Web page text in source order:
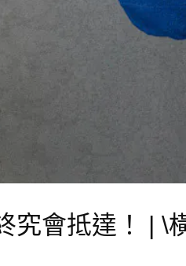
究會抵達！ | \